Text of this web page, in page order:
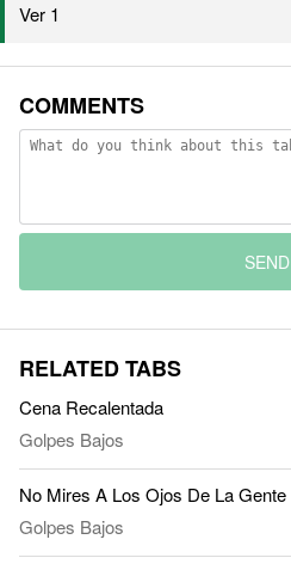
Ver 1
COMMENTS
SEND
RELATED TABS
Cena Recalentada
Golpes Bajos
No Mires A Los Ojos De La Gente
Golpes Bajos